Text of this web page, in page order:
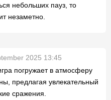
небольших пауз, то
незаметно.
2025 13:45
погружает в атмосферу
предлагая увлекательный
сражения.